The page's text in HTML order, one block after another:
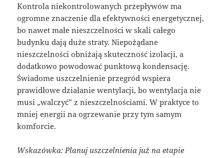
Kontrola niekontrolowanych przepływów ma
ogromne znaczenie dla efektywności energetycznej,
bo nawet małe nieszczelności w skali całego
budynku dają duże straty. Niepożądane
nieszczelności obniżają skuteczność izolacji, a
dodatkowo powodować punktową kondensację.
Świadome uszczelnienie przegród wspiera
prawidłowe działanie wentylacji, bo wentylacja nie
musi „walczyć” z nieszczelnościami. W praktyce to
mniej energii na ogrzewanie przy tym samym
komforcie.
Wskazówka: Planuj uszczelnienia już na etapie